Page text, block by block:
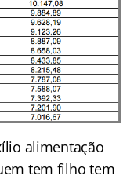
alimentação
tem filho tem